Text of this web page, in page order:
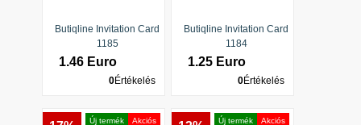
Butiqline Invitation Card
1185
1.46 Euro
0Értékelés
Butiqline Invitation Card
1184
1.25 Euro
0Értékelés
Akciós
Új termék Akciós
Új termék